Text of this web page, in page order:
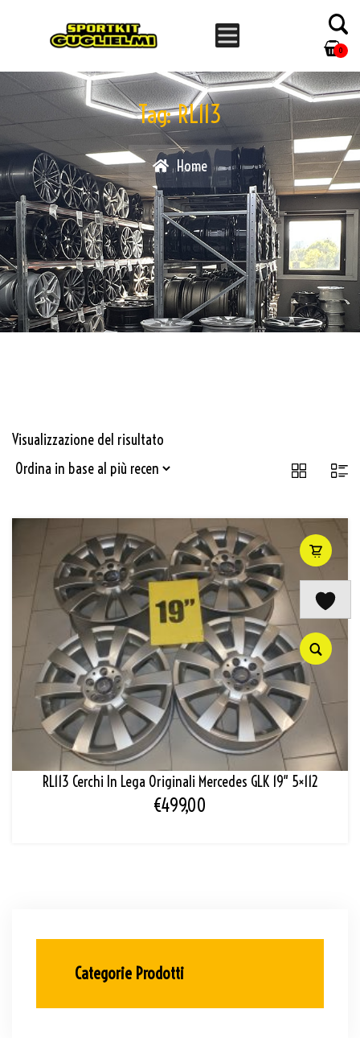
0
Tag:RL113
Home
Visualizzazione del risultato
RL113 Cerchi In Lega Originali Mercedes GLK 19″ 5×112
€499,00
Categorie Prodotti